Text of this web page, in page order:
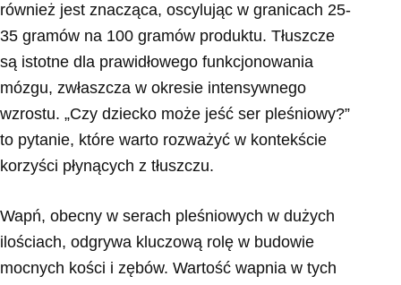
również jest znacząca, oscylując w granicach 25-
35 gramów na 100 gramów produktu. Tłuszcze
są istotne dla prawidłowego funkcjonowania
mózgu, zwłaszcza w okresie intensywnego
wzrostu. „Czy dziecko może jeść ser pleśniowy?”
to pytanie, które warto rozważyć w kontekście
korzyści płynących z tłuszczu.
Wapń, obecny w serach pleśniowych w dużych
ilościach, odgrywa kluczową rolę w budowie
mocnych kości i zębów. Wartość wapnia w tych